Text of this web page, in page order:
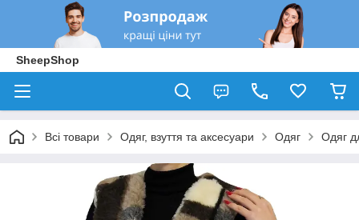
SheepShop
Всі товари Одяг, взуття та аксесуари Одяг Одяг